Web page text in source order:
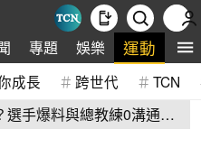
專題 娛樂 運動 全
成長 跨世代 TCN
選手爆料與總教練0溝通